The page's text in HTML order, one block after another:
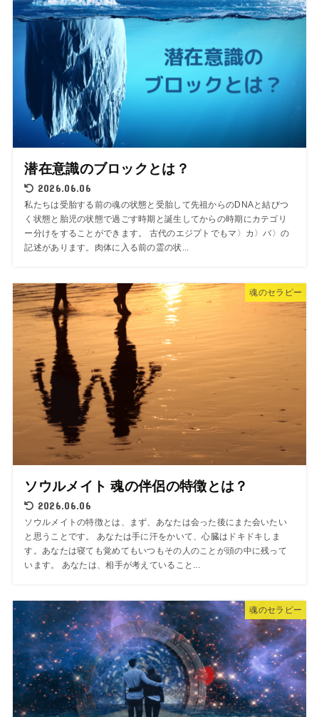
潜在意識のブロックとは？
2026.06.06
私たちは受胎する前の魂の状態と受胎して先祖からのDNAと結びつ
く状態と胎児の状態で過ごす時期と誕生してからの時期にカテゴリ
ー分けをすることができます。 古代のエジプトでもマ〉カ〉バ〉の
記述があります。肉体に入る前の霊の状...
魂のセラピー
ソウルメイト 魂の伴侶の特徴とは？
2026.06.06
ソウルメイトの特徴とは、まず、あなたは会った後にまた会いたい
と思うことです。 あなたは手に汗をかいて、心臓はドキドキしま
す。あなたは寝ても覚めてもいつもその人のことが頭の中に残って
います。 あなたは、相手が考えていること...
魂のセラピー